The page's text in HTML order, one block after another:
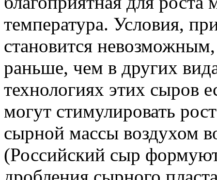
температура. Условия,
становится
раньше, чем в других
технологиях этих сыров
могут стимулировать
сырной массы воздухом
(Российский сыр